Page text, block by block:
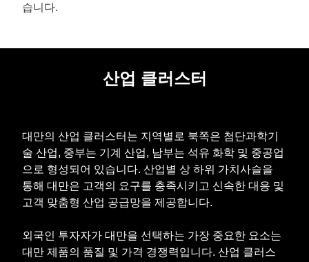
습니다.
산업 클러스터
대만의 산업 클러스터는 지역별로 북쪽은 첨단과학기
술 산업, 중부는 기계 산업, 남부는 석유 화학 및 중공업
으로 형성되어 있습니다. 산업별 상 하위 가치사슬을
통해 대만은 고객의 요구를 충족시키고 신속한 대응 및
고객 맞춤형 산업 공급망을 제공합니다.
외국인 투자자가 대만을 선택하는 가장 중요한 요소는
대만 제품의 품질 및 가격 경쟁력입니다. 산업 클러스